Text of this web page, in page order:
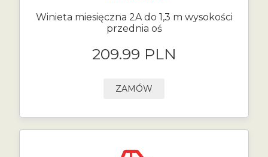
Winieta miesięczna 2A do 1,3 m wysokości
przednia oś
209.99 PLN
ZAMÓW